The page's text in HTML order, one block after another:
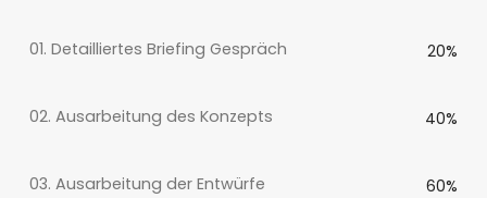
01. Detailliertes Briefing Gespräch 20%
02. Ausarbeitung des Konzepts 40%
03. Ausarbeitung der Entwürfe 60%